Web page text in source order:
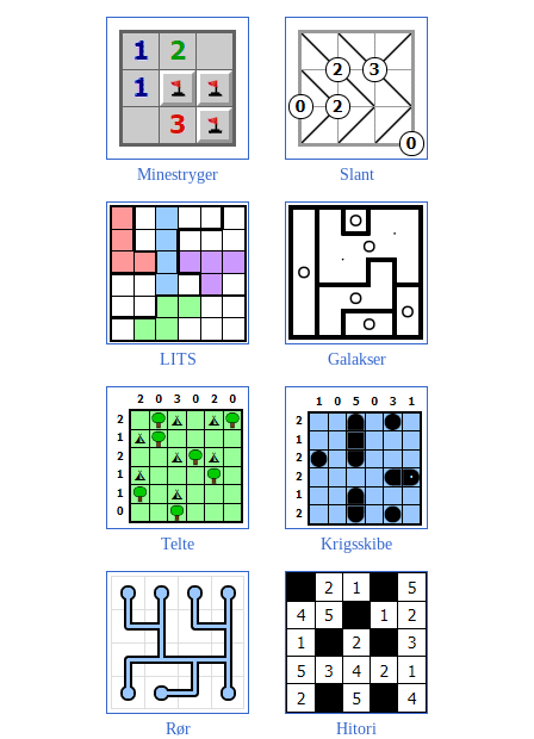
Minestryger Slant
LITS Galakser
Telte Krigsskibe
Rør Hitori